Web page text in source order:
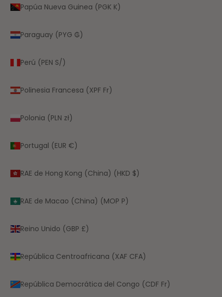
Papúa Nueva Guinea (PGK K)
Paraguay (PYG ₲)
Perú (PEN S/)
Polinesia Francesa (XPF Fr)
Polonia (PLN zł)
Portugal (EUR €)
RAE de Hong Kong (China) (HKD $)
RAE de Macao (China) (MOP P)
Reino Unido (GBP £)
República Centroafricana (XAF CFA)
República Democrática del Congo (CDF Fr)